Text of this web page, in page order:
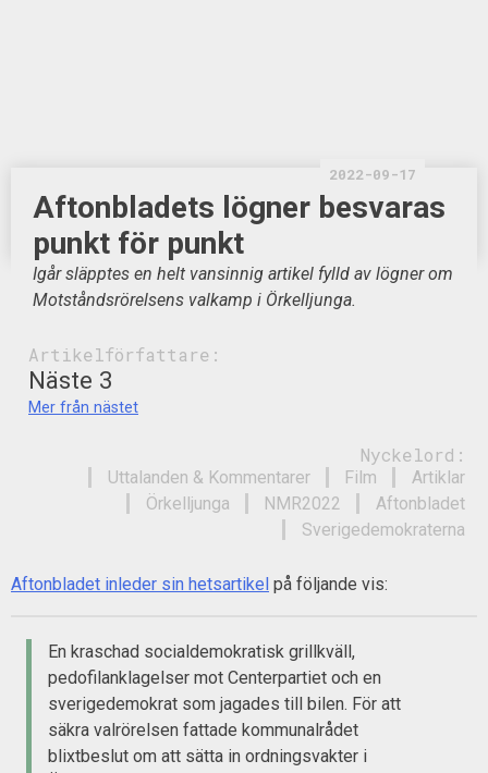
2022-09-17
Aftonbladets lögner besvaras
punkt för punkt
Igår släpptes en helt vansinnig artikel fylld av lögner om
Motståndsrörelsens valkamp i Örkelljunga.
Artikelförfattare:
Näste 3
Mer från nästet
Nyckelord:
Artiklar
Film
Uttalanden & Kommentarer
Aftonbladet
NMR2022
Örkelljunga
Sverigedemokraterna
Aftonbladet inleder sin hetsartikel på följande vis:
En kraschad socialdemokratisk grillkväll,
pedofilanklagelser mot Centerpartiet och en
sverigedemokrat som jagades till bilen. För att
säkra valrörelsen fattade kommunalrådet
blixtbeslut om att sätta in ordningsvakter i